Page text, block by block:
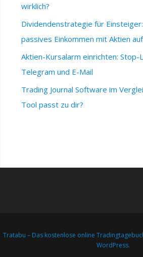
wirklich?
Dividendenstrategie für
passives Einkommen mit Aktien auf
Aktien-Kursalarm einrichten: Stop-
Telegram und E-Mail
Trading Journal Software im
Tool passt zu dir?
Tratabu – Das kostenlose online
WordPress.